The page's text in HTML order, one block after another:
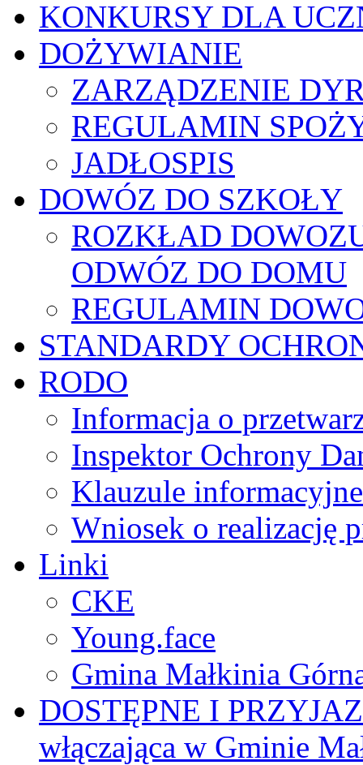
KONKURSY DLA
DOŻYWIANIE
ZARZĄDZENIE
REGULAMIN
JADŁOSPIS
DOWÓZ DO SZKOŁY
ROZKŁAD
ODWÓZ DO DOMU
REGULAMIN
STANDARDY
RODO
Informacja o
Inspektor Ochrony
Klauzule informacyjne
Wniosek o realizację
Linki
CKE
Young.face
Gmina Małkinia
DOSTĘPNE I
włączająca w Gminie